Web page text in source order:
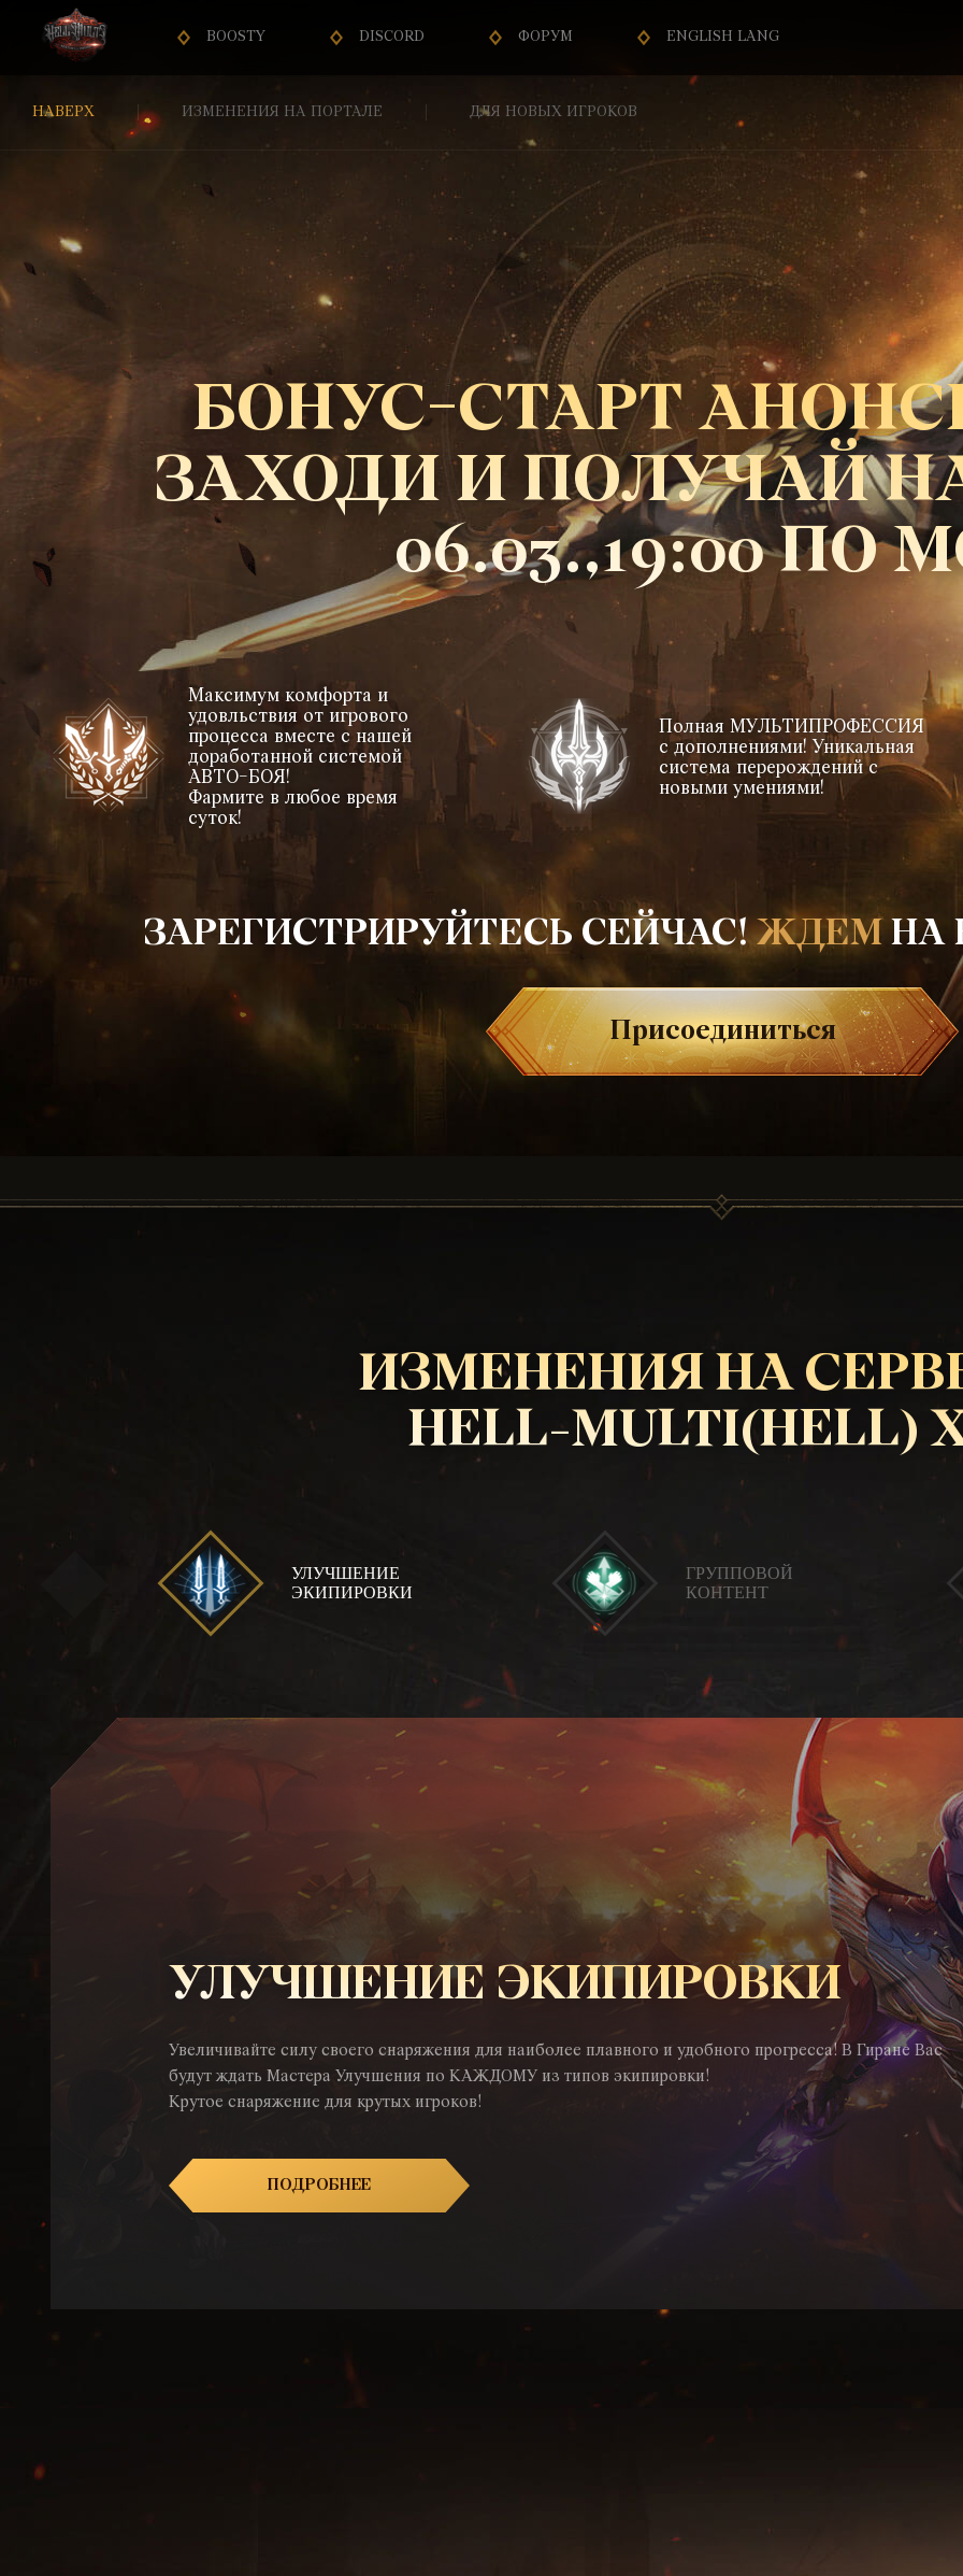
BOOSTY DISCORD ФОРУМ ENGLISH LANG
НАВЕРХ ИЗМЕНЕНИЯ НА ПОРТАЛЕ ДЛЯ НОВЫХ ИГРОКОВ
БОНУС-СТАРТ
ЗАХОДИ И ПОЛУЧАЙ
06.03.,19:00 ПО
Максимум комфорта и
удовльствия от игрового
процесса вместе с нашей
доработанной системой
АВТО-БОЯ!
Фармите в любое время
суток!
Полная МУЛЬТИПРОФЕССИЯ
с дополнениями! Уникальная
система перерождений с
новыми умениями!
ЗАРЕГИСТРИРУЙТЕСЬ СЕЙЧАС!ЖДЕМНА
Присоединиться
ИЗМЕНЕНИЯ НА
HELL-MULTI(HELL)
УЛУЧШЕНИЕ
ЭКИПИРОВКИ
ГРУППОВОЙ
КОНТЕНТ
УЛУЧШЕНИЕ ЭКИПИРОВКИ
Увеличивайте силу своего снаряжения для наиболее плавного и удобного прогресса! В Гиране Вас
будут ждать Мастера Улучшения по КАЖДОМУ из типов экипировки!
Крутое снаряжение для крутых игроков!
ПОДРОБНЕЕ